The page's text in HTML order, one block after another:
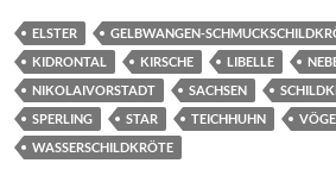
ELSTER GELBWANGEN-
KIDRONTAL
KIRSCHE LIBELLE
NIKOLAIVORSTADT
SACHSEN
SPERLING
STAR TEICHHUHN
WASSERSCHILDKRÖTE